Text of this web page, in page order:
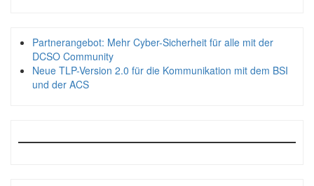
Partnerangebot: Mehr Cyber-Sicherheit für alle mit der
DCSO Community
Neue TLP-Version 2.0 für die Kommunikation mit dem BSI
und der ACS